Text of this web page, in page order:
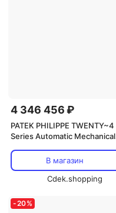
4 346 456 ₽
PATEK PHILIPPE TWENTY~4
Series Automatic Mechanical
Watch White Dial
В магазин
Cdek.shopping
-20%